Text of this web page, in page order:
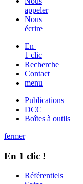
appeler
Nous
écrire
En
1 clic
Recherche
Contact
menu
Publications
DCC
Boîtes à outils
fermer
En 1 clic !
Référentiels